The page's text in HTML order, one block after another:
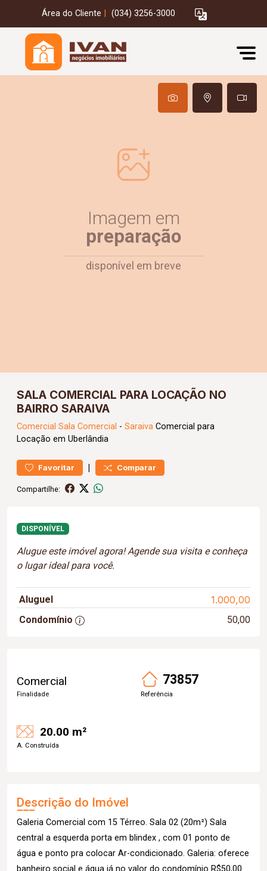
Área do Cliente (034) 3256-3000
Imagem em
preparação
disponível em breve
SALA COMERCIAL PARA LOCAÇÃO NO
BAIRRO SARAIVA
Comercial Sala Comercial - Saraiva Comercial para
Locação em Uberlândia
Favoritar | Comparar
Compartilhe:
DISPONÍVEL
Alugue este imóvel agora! Agende sua visita e conheça
o lugar ideal para você.
Aluguel 1.000,00
Condomínio 50,00
Comercial
Finalidade
73857
Referência
20.00 m²
A. Construída
Descrição do Imóvel
Galeria Comercial com 15 Térreo. Sala 02 (20m²) Sala
central a esquerda porta em blindex , com 01 ponto de
água e ponto pra colocar Ar-condicionado. Galeria: oferece